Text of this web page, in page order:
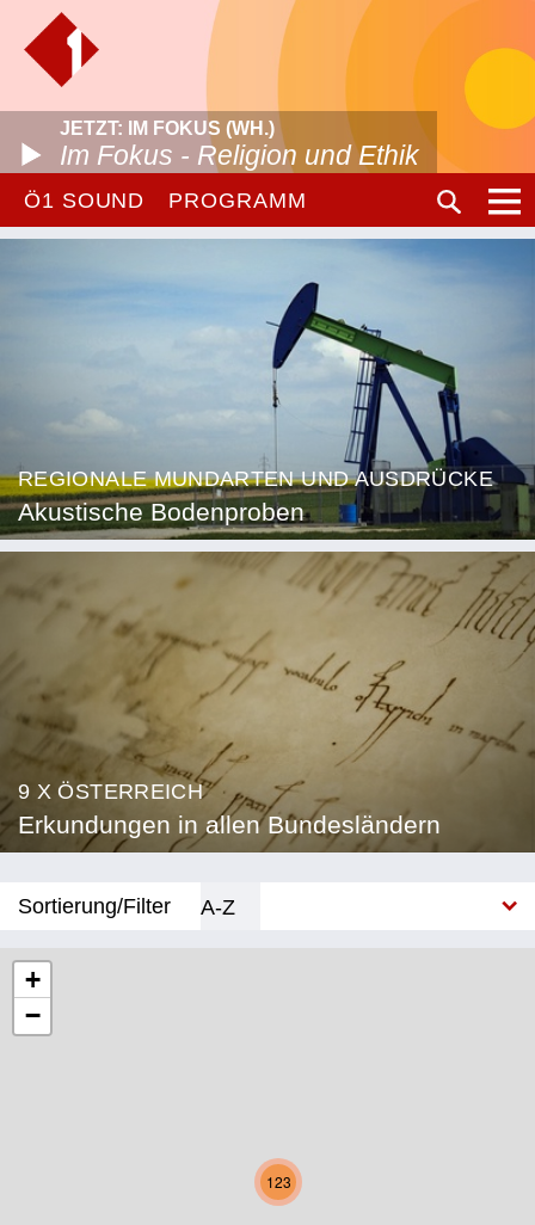
JETZT: IM FOKUS (WH.)
Im Fokus - Religion und Ethik
Ö1 SOUND PROGRAMM
REGIONALE MUNDARTEN UND AUSDRÜCKE
Akustische Bodenproben
9 X ÖSTERREICH
Erkundungen in allen Bundesländern
Sortierung/Filter
A-Z
Niederösterreich
Oberösterreich
123
+
−